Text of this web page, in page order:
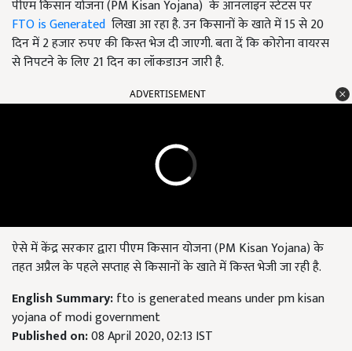
पीएम किसान योजना (PM Kisan Yojana) के ऑनलाइन स्टेटस पर
FTO is Generated लिखा आ रहा है. उन किसानों के खाते में 15 से 20
दिन में 2 हजार रुपए की किस्त भेज दी जाएगी. बता दें कि कोरोना वायरस
से निपटने के लिए 21 दिन का लॉकडाउन जारी है.
ADVERTISEMENT
ऐसे में केंद्र सरकार द्वारा पीएम किसान योजना (PM Kisan Yojana)के
तहत अप्रैल के पहले सप्ताह से किसानों के खाते में किस्त भेजी जा रही है.
English Summary:fto is generated means under pm kisan
yojana of modi government
Published on:08 April 2020, 02:13 IST